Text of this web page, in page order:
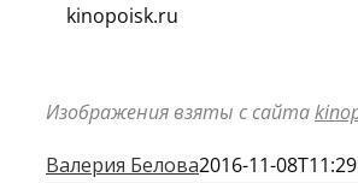
kinopoisk.ru
Изображения взяты с сайта
Валерия Белова2016-11-